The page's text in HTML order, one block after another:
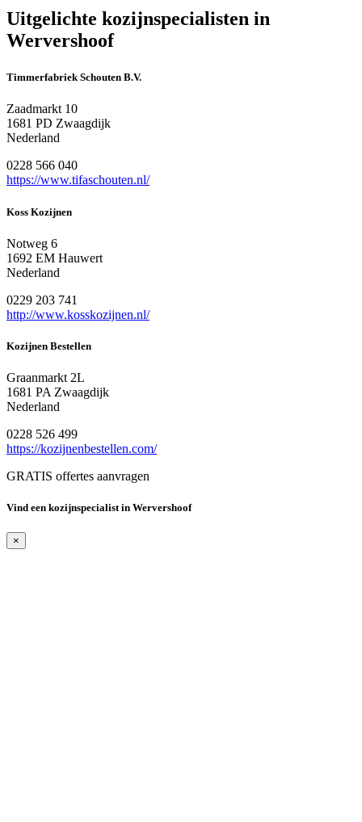
Uitgelichte kozijnspecialisten in
Wervershoof
Timmerfabriek Schouten B.V.
Zaadmarkt 10
1681 PD Zwaagdijk
Nederland
0228 566 040
https://www.tifaschouten.nl/
Koss Kozijnen
Notweg 6
1692 EM Hauwert
Nederland
0229 203 741
http://www.kosskozijnen.nl/
Kozijnen Bestellen
Graanmarkt 2L
1681 PA Zwaagdijk
Nederland
0228 526 499
https://kozijnenbestellen.com/
GRATIS offertes aanvragen
Vind een kozijnspecialist in Wervershoof
×